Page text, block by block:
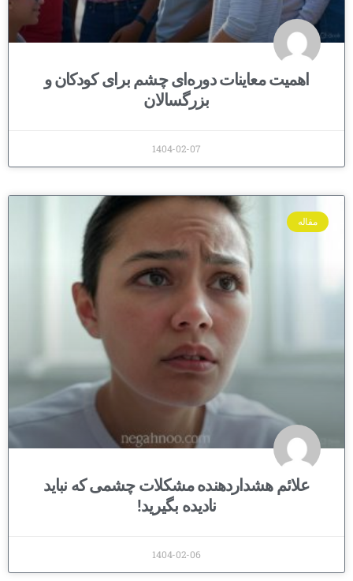
اهمیت معاینات دوره‌ای چشم برای کودکان و
بزرگسالان
1404-02-07
مقاله
علائم هشداردهنده مشکلات چشمی که نباید
نادیده بگیرید!
1404-02-06